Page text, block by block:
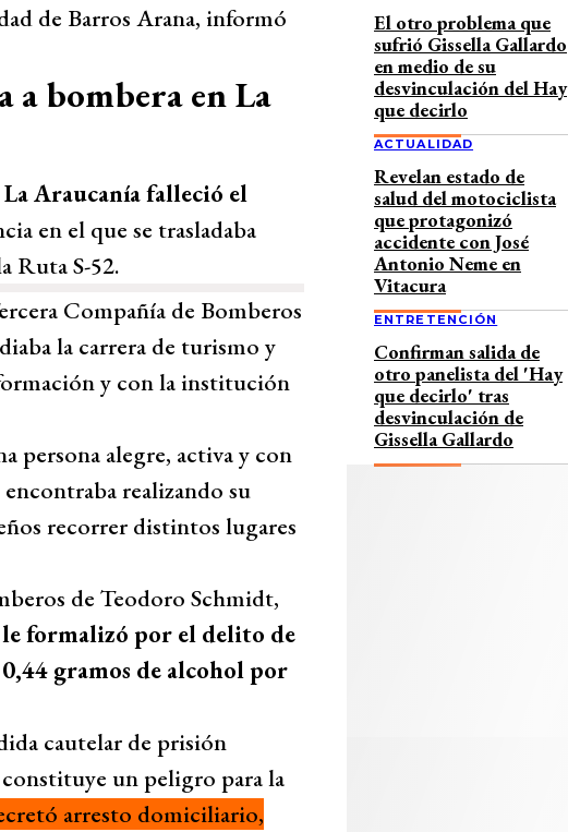
de Barros Arana, informó
a bombera en La
Araucanía falleció el
en el que se trasladaba
Ruta S-52.
Compañía de Bomberos
la carrera de turismo y
y con la institución
persona alegre, activa y con
realizando su
recorrer distintos lugares
de Teodoro Schmidt,
le formalizó por el delito de
gramos de alcohol por
cautelar de prisión
un peligro para la
arresto domiciliario,
El otro problema que
sufrió Gissella Gallardo
en medio de su
desvinculación del Hay
que decirlo
ACTUALIDAD
Revelan estado de
salud del motociclista
que protagonizó
accidente con José
Antonio Neme en
Vitacura
ENTRETENCIÓN
Confirman salida de
otro panelista del 'Hay
que decirlo' tras
desvinculación de
Gissella Gallardo